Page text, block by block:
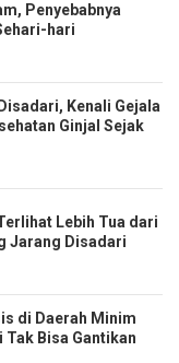
Penyebabnya
hari
Kenali Gejala
Ginjal Sejak
Lebih Tua dari
Jarang Disadari
di Daerah Minim
Bisa Gantikan